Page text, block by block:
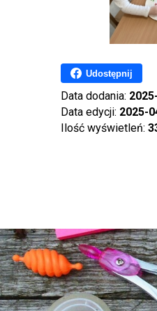
Udostępnij
Data dodania:
Data edycji: 2025-
Ilość wyświetleń: